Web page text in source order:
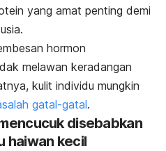
yang amat penting demi
hormon
melawan keradangan
kulit individu mungkin
gatal-gatal.
disebabkan
haiwan kecil